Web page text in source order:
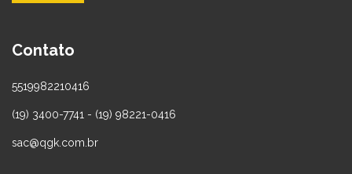
Contato
5519982210416
(19) 3400-7741 - (19) 98221-0416
sac@qgk.com.br